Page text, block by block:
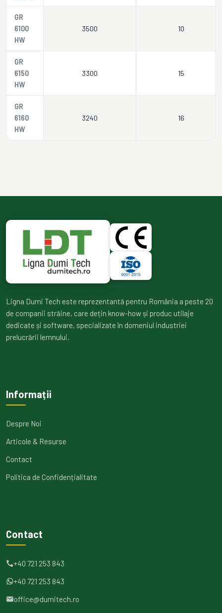
GR
6100
HW
3500 10
GR
6150
HW
3300 15
GR
6160
HW
3240 16
Ligna Dumi Tech este reprezentantă pentru România a peste 20
de companii străine, care dețin know-how și produc utilaje
dedicate și software, specializate în domeniul industriei
prelucrării lemnului.
Informații
Despre Noi
Articole & Resurse
Contact
Politica de Confidențialitate
Contact
+40 721 253 843
+40 721 253 843
office@dumitech.ro